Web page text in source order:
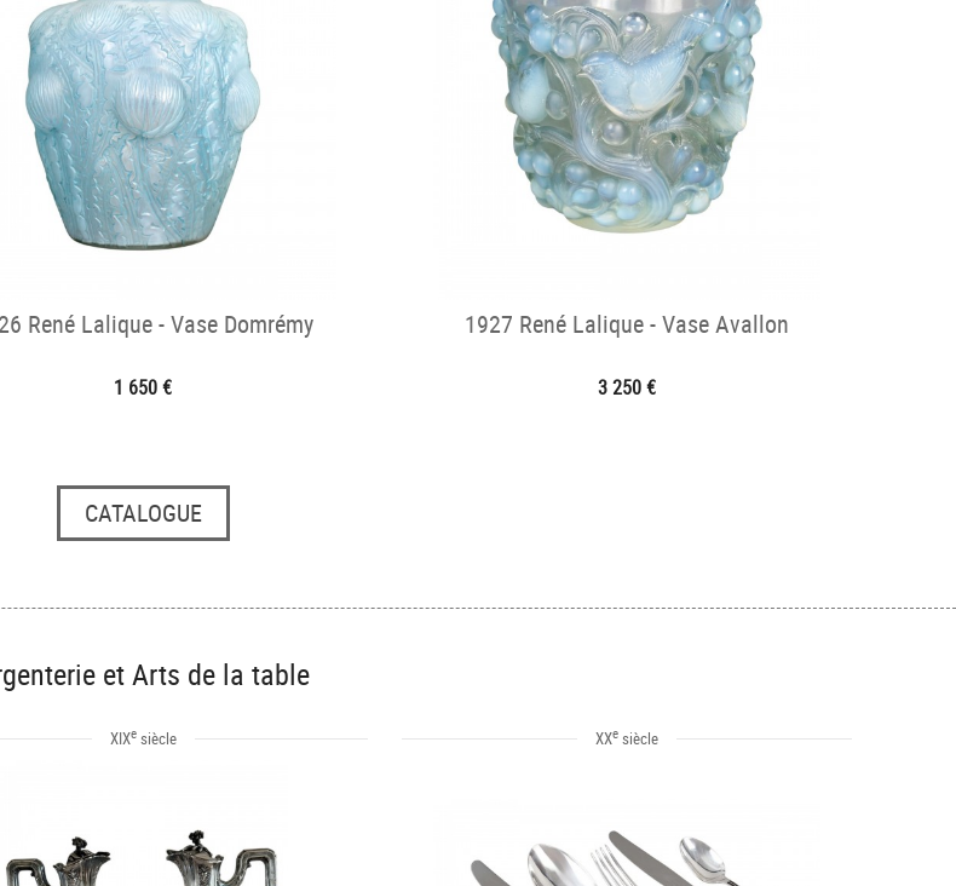
René Lalique - Vase Domrémy
1 650 €
1927 René Lalique - Vase Avallon
3 250 €
CATALOGUE
et Arts de la table
XIXesiècle XXe siècle